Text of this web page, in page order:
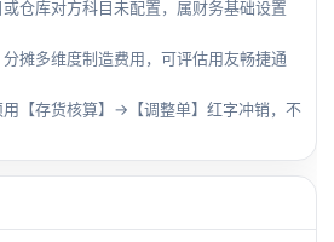
仓库对方科目未配置，属财务基础设置
摊多维度制造费用，可评估用友畅捷通
【存货核算】→【调整单】红字冲销，不